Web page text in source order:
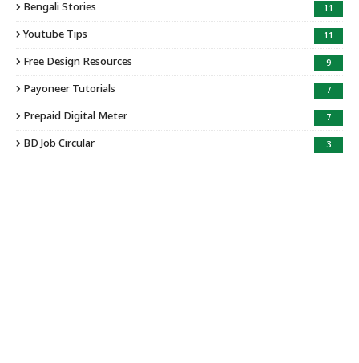
Bengali Stories 11
Youtube Tips 11
Free Design Resources 9
Payoneer Tutorials 7
Prepaid Digital Meter 7
BD Job Circular 3